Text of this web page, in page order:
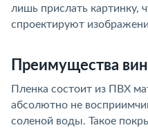
лишь прислать картинку,
спроектируют
Преимущества
Пленка состоит из ПВХ
абсолютно не
соленой воды. Такое